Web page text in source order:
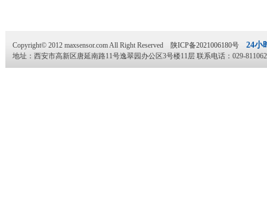
Copyright© 2012 maxsensor.com All Right Reserved 陕ICP备2021006180号 24小
地址：西安市高新区唐延南路11号逸翠园办公区3号楼11层 联系电话：029-